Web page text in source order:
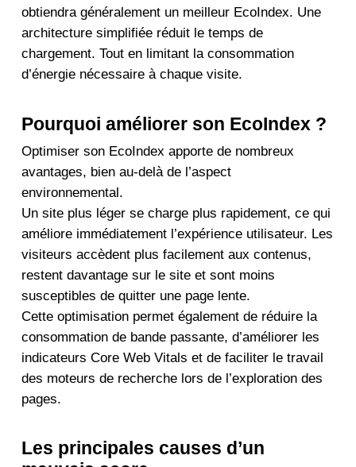
obtiendra généralement un meilleur EcoIndex. Une
architecture simplifiée réduit le temps de
chargement. Tout en limitant la consommation
d’énergie nécessaire à chaque visite.
Pourquoi améliorer son EcoIndex ?
Optimiser son EcoIndex apporte de nombreux
avantages, bien au-delà de l’aspect
environnemental.
Un site plus léger se charge plus rapidement, ce qui
améliore immédiatement l’expérience utilisateur. Les
visiteurs accèdent plus facilement aux contenus,
restent davantage sur le site et sont moins
susceptibles de quitter une page lente.
Cette optimisation permet également de réduire la
consommation de bande passante, d’améliorer les
indicateurs Core Web Vitals et de faciliter le travail
des moteurs de recherche lors de l’exploration des
pages.
Les principales causes d’un